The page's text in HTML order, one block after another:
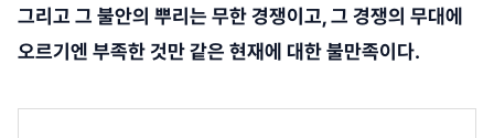
그리고 그 불안의 뿌리는 무한 경쟁이고, 그 경쟁의 무대에
오르기엔 부족한 것만 같은 현재에 대한 불만족이다.